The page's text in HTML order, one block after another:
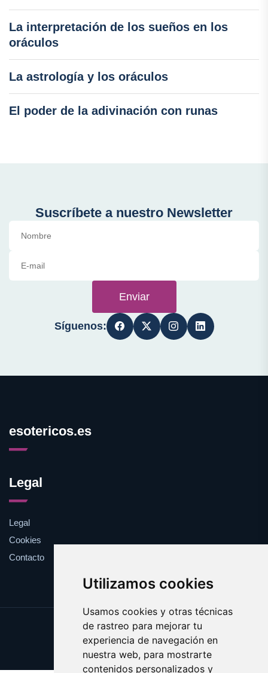
Utilizamos cookies
Usamos cookies y otras técnicas
de rastreo para mejorar tu
experiencia de navegación en
nuestra web, para mostrarte
contenidos personalizados y
La interpretación de los sueños en los
oráculos
La astrología y los oráculos
El poder de la adivinación con runas
Suscríbete a nuestro Newsletter
Enviar
Síguenos:
esotericos.es
Legal
Legal
Cookies
Contacto
Update cookies preferences
Copyright © 2025 esotericos.es